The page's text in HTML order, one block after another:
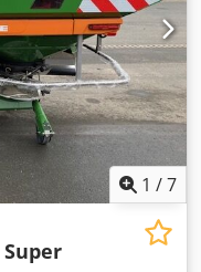
1 /7
Super